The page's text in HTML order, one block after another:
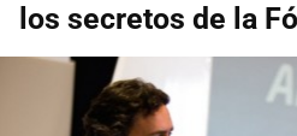
los secretos de la